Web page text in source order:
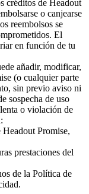
créditos de Headout
o canjearse
reembolsos se
El
en función de tu
añadir, modificar,
(o cualquier parte
sin previo aviso ni
sospecha de uso
o violación de
Headout Promise,
prestaciones del
de la Política de